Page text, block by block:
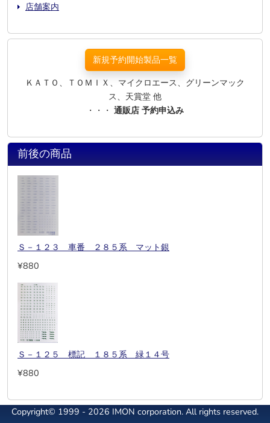
店舗案内
新規予約開始製品一覧
ＫＡＴＯ、ＴＯＭＩＸ、マイクロエース、グリーンマック
ス、天賞堂 他
・・・ 通販店 予約申込み
前後の商品
Ｓ－１２３ 車番 ２８５系 マット銀
¥880
Ｓ－１２５ 標記 １８５系 緑１４号
¥880
Copyright© 1999 - 2026 IMON corporation. All rights reserved.